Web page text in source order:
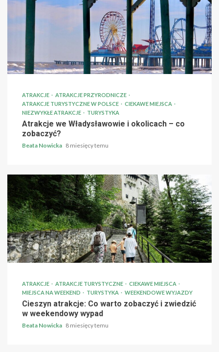
ATRAKCJE
ATRAKCJE PRZYRODNICZE
ATRAKCJE TURYSTYCZNE W POLSCE
CIEKAWE MIEJSCA
NIEZWYKŁE ATRAKCJE
TURYSTYKA
Atrakcje we Władysławowie i okolicach – co
zobaczyć?
Beata Nowicka 8 miesięcy temu
ATRAKCJE ATRAKCJE TURYSTYCZNE
CIEKAWE MIEJSCA
MIEJSCA NA WEEKEND
TURYSTYKA WEEKENDOWE WYJAZDY
Cieszyn atrakcje: Co warto zobaczyć i zwiedzić
w weekendowy wypad
Beata Nowicka 8 miesięcy temu